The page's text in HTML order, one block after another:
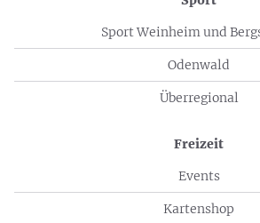
Sport Weinheim und
Odenwald
Überregional
Freizeit
Events
Kartenshop